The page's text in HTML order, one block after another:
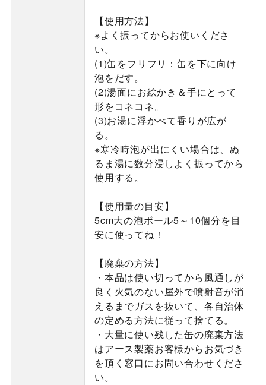
【使用方法】
※よく振ってからお使いくださ
い。
(1)缶をフリフリ：缶を下に向け
泡をだす。
(2)湯面にお絵かき＆手にとって
形をコネコネ。
(3)お湯に浮かべて香りが広が
る。
※寒冷時泡が出にくい場合は、ぬ
るま湯に数分浸しよく振ってから
使用する。
【使用量の目安】
5cm大の泡ボール5～10個分を目
安に使ってね！
【廃棄の方法】
・本品は使い切ってから風通しが
良く火気のない屋外で噴射音が消
えるまでガスを抜いて、各自治体
の定める方法に従って捨てる。
・大量に使い残した缶の廃棄方法
はアース製薬お客様からお気づき
を頂く窓口にお問い合わせくださ
い。